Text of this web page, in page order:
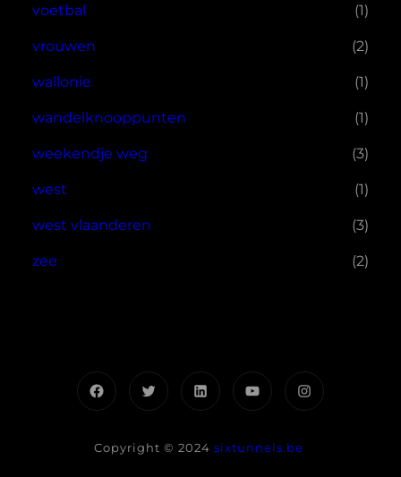
voetbal (1)
vrouwen (2)
wallonie (1)
wandelknooppunten (1)
weekendje weg (3)
west (1)
west vlaanderen (3)
zee (2)
FacebookTwitterLinkedInYouTubeInstagram
Copyright © 2024 sixtunnels.be